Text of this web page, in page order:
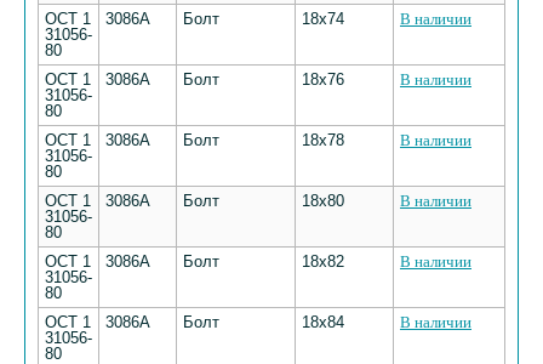
ОСТ 1
31056-
80
3086А Болт 18х74 В наличии
ОСТ 1
31056-
80
3086А Болт 18х76 В наличии
ОСТ 1
31056-
80
3086А Болт 18х78 В наличии
ОСТ 1
31056-
80
3086А Болт 18х80 В наличии
ОСТ 1
31056-
80
3086А Болт 18х82 В наличии
ОСТ 1
31056-
80
3086А Болт 18х84 В наличии